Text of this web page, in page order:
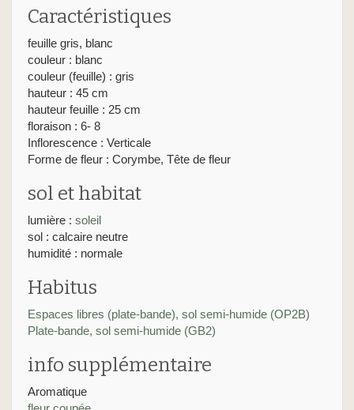
Caractéristiques
feuille gris, blanc
couleur : blanc
couleur (feuille) : gris
hauteur : 45 cm
hauteur feuille : 25 cm
floraison : 6- 8
Inflorescence : Verticale
Forme de fleur : Corymbe, Tête de fleur
sol et habitat
lumière : soleil
sol : calcaire neutre
humidité : normale
Habitus
Espaces libres (plate-bande), sol semi-humide (OP2B)
Plate-bande, sol semi-humide (GB2)
info supplémentaire
Aromatique